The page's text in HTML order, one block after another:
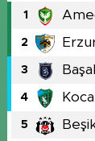
1
2
3
4
5